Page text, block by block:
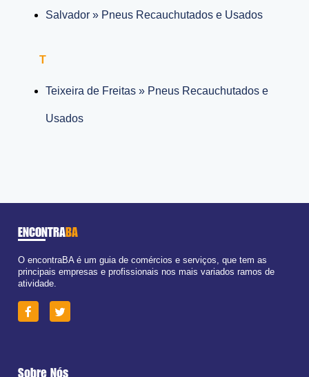
Salvador » Pneus Recauchutados e Usados
T
Teixeira de Freitas » Pneus Recauchutados e
Usados
ENCONTRABA
O encontraBA é um guia de comércios e serviços, que tem as
principais empresas e profissionais nos mais variados ramos de
atividade.
Sobre Nós